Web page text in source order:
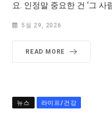
요. 인정말 중요한 건 ‘그
5월 29, 2026
READ MORE
뉴스 라이프/건강